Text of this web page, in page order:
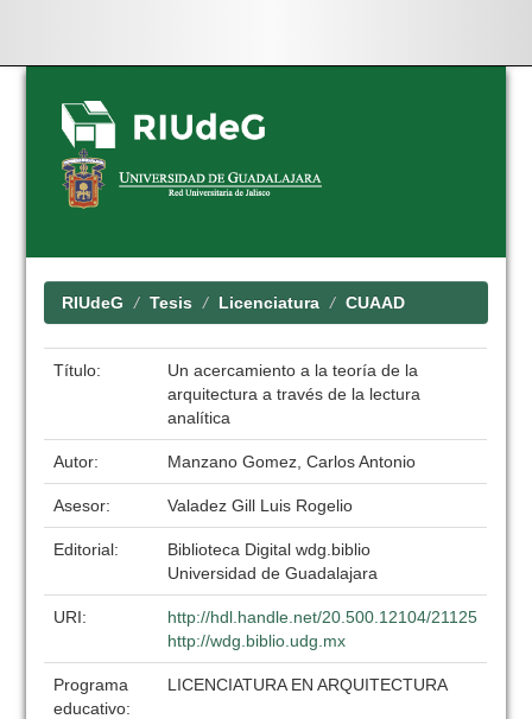
Skip
navigation
RIUdeG Tesis Licenciatura CUAAD
Título:
Un acercamiento a la teoría de la
arquitectura a través de la lectura
analítica
Autor: Manzano Gomez, Carlos Antonio
Asesor: Valadez Gill Luis Rogelio
Editorial:
Biblioteca Digital wdg.biblio
Universidad de Guadalajara
URI:
http://hdl.handle.net/20.500.12104/21125
http://wdg.biblio.udg.mx
Programa
educativo:
LICENCIATURA EN ARQUITECTURA